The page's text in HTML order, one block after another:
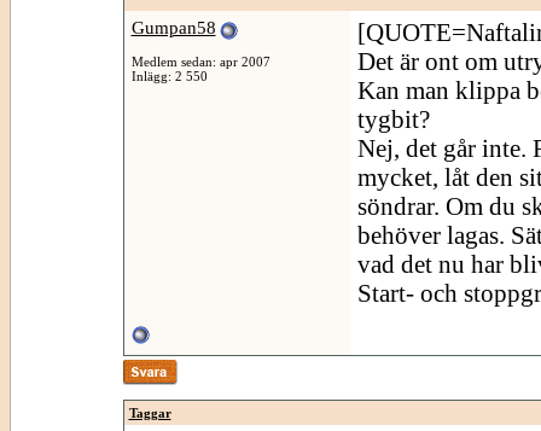
Gumpan58
Medlem sedan: apr 2007
Inlägg: 2 550
Det är ont om
Kan man klippa
tygbit?
Nej, det går inte.
mycket, låt den
söndrar. Om du
behöver lagas.
vad det nu har
Start- och
Taggar